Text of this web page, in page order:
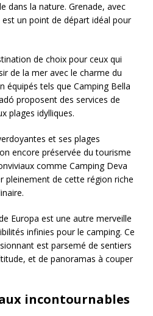
dans la nature. Grenade, avec
un point de départ idéal pour
de choix pour ceux qui
de la mer avec le charme du
équipés tels que Camping Bella
proposent des services de
plages idylliques.
et ses plages
encore préservée du tourisme
comme Camping Deva
de cette région riche
Europa est une autre merveille
infinies pour le camping. Ce
est parsemé de sentiers
et de panoramas à couper
incontournables